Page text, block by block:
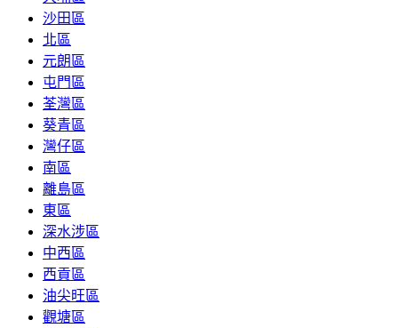
沙田區
北區
元朗區
屯門區
荃灣區
葵青區
灣仔區
南區
離島區
東區
深水涉區
中西區
西貢區
油尖旺區
觀塘區